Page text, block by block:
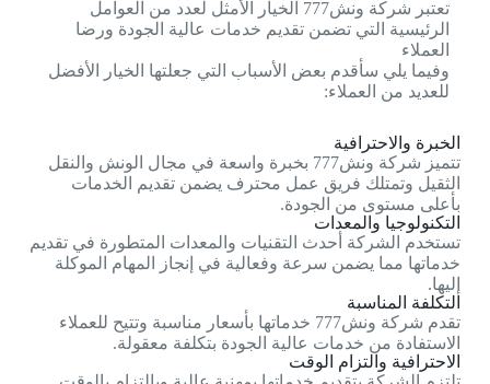
تعتبر شركة ونش777 الخيار الأمثل لعدد من العوامل
الرئيسية التي تضمن تقديم خدمات عالية الجودة ورضا
العملاء
وفيما يلي سأقدم بعض الأسباب التي جعلتها الخيار الأفضل
للعديد من العملاء:
الخبرة والاحترافية
تتميز شركة ونش777 بخبرة واسعة في مجال الونش والنقل
الثقيل وتمتلك فريق عمل محترف يضمن تقديم الخدمات
بأعلى مستوى من الجودة.
التكنولوجيا والمعدات
تستخدم الشركة أحدث التقنيات والمعدات المتطورة في تقديم
خدماتها مما يضمن سرعة وفعالية في إنجاز المهام الموكلة
إليها.
التكلفة المناسبة
تقدم شركة ونش777 خدماتها بأسعار مناسبة وتتيح للعملاء
الاستفادة من خدمات عالية الجودة بتكلفة معقولة.
الاحترافية والتزام الوقت